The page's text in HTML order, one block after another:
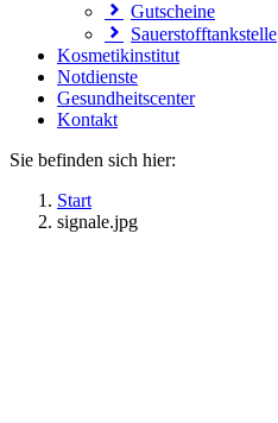
Gutscheine
Sauerstofftankstelle
Kosmetikinstitut
Notdienste
Gesundheitscenter
Kontakt
Sie befinden sich hier:
Start
signale.jpg